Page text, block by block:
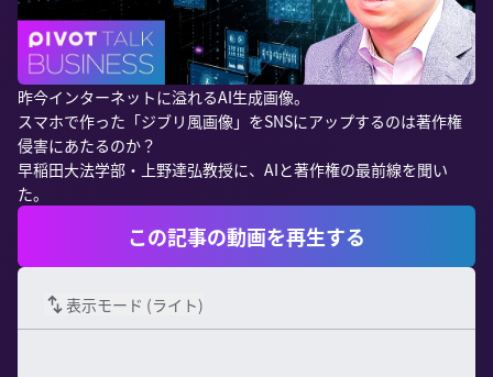
昨今インターネットに溢れるAI生成画像。
スマホで作った「ジブリ風画像」をSNSにアップするのは著作権
侵害にあたるのか？
早稲田大法学部・上野達弘教授に、AIと著作権の最前線を聞い
た。
この記事の動画を再生する
表示モード (ライト)